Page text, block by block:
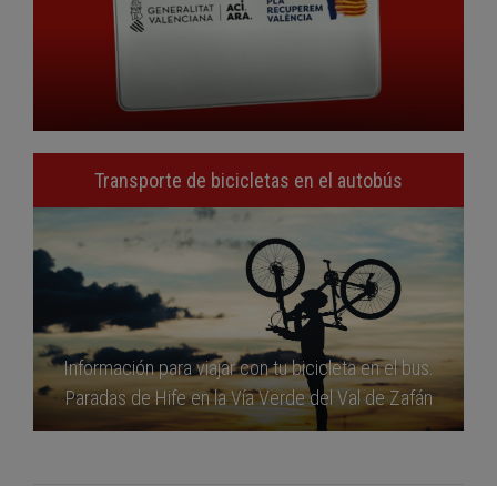
Transporte de bicicletas en el autobús
Información para viajar con tu bicicleta en el bus.
Paradas de Hife en la Vía Verde del Val de Zafán